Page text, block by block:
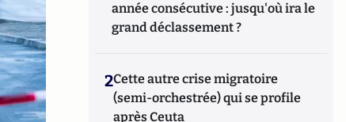
année consécutive : jusqu'où ira le
grand déclassement ?
2Cette autre crise migratoire
(semi-orchestrée) qui se profile
après Ceuta